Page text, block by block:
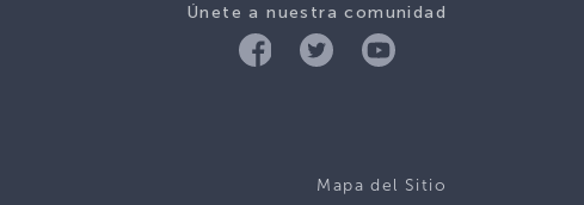
Únete a nuestra comunidad
Mapa del Sitio